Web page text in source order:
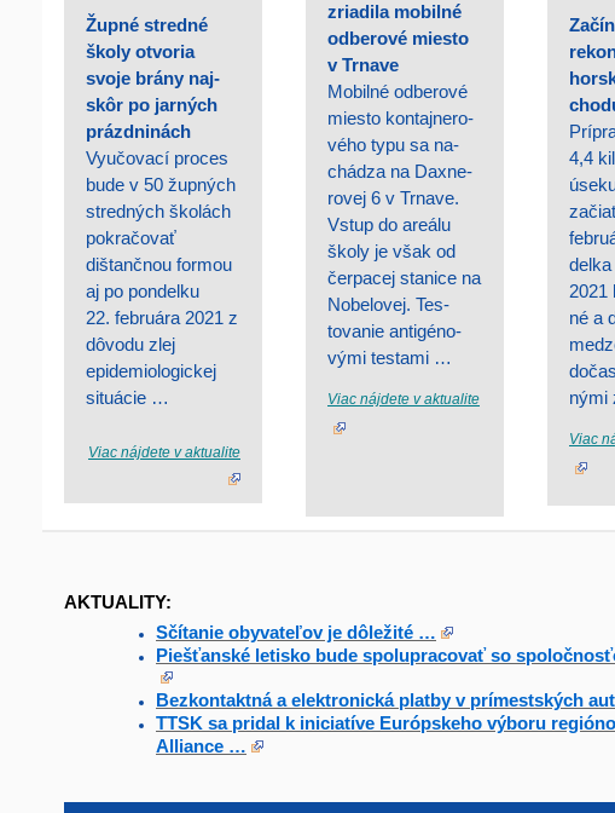
Župné stredné
školy otvoria
svoje brány naj-
skôr po jarných
prázdninách
Vyučovací proces
bude v 50 župných
stredných školách
pokračovať
dištančnou formou
aj po pondelku
22. februára 2021 z
dôvodu zlej
epidemiologickej
situácie …
Viac nájdete v aktualite
zriadila mobilné
odberové miesto
v Trnave
Mobilné odberové
miesto kontajnero-
vého typu sa na-
chádza na Daxne-
rovej 6 v Trnave.
Vstup do areálu
školy je však od
čerpacej stanice na
Nobelovej. Tes-
tovanie antigéno-
vými testami …
Viac nájdete v aktualite
4,4
delka
2021
né a
nými
Viac
AKTUALITY:
Sčítanie obyvateľov je dôležité …
Piešťanské letisko bude spolupracovať so
Bezkontaktná a elektronická platby v prímestských
TTSK sa pridal k iniciatíve Európskeho výboru
Alliance …